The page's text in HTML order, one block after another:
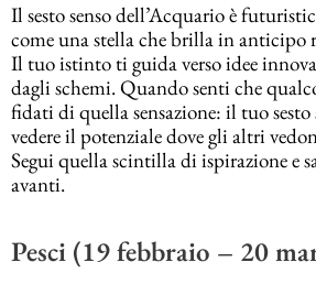
Il sesto senso dell’Acquario è
come una stella che brilla in anticipo
Il tuo istinto ti guida verso idee
dagli schemi. Quando senti che
fidati di quella sensazione: il tuo
vedere il potenziale dove gli altri
Segui quella scintilla di ispirazione e
avanti.
Pesci (19 febbraio – 20